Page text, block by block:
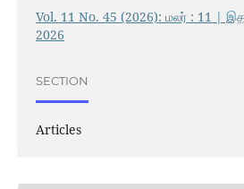
Vol. 11 No. 45 (2026): மலர் : 11 |
2026
SECTION
Articles